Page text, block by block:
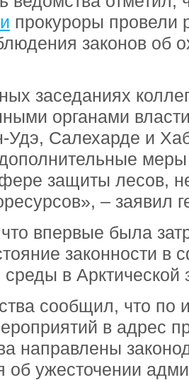
прокуроры провели
законов об
заседаниях
органами
Удэ, Салехарде и
защиты лесов,
– заявил
впервые была
законности в
в Арктической
сообщил, что по
в адрес
направлены
об ужесточении